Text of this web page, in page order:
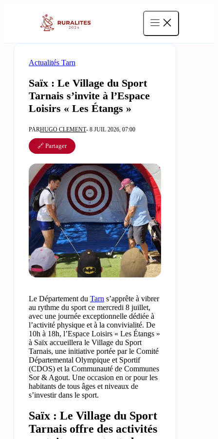
Actualités Tarn
Saïx : Le Village du Sport
Tarnais s’invite à l’Espace
Loisirs « Les Étangs »
PARHUGO CLEMENT- 8 JUIL 2026, 07:00
🔗 Partager
Le Département du Tarn s’apprête à vibrer
au rythme du sport ce mercredi 8 juillet,
avec une journée exceptionnelle dédiée à
l’activité physique et à la convivialité. De
10h à 18h, l’Espace Loisirs « Les Étangs »
à Saïx accueillera le Village du Sport
Tarnais, une initiative portée par le Comité
Départemental Olympique et Sportif
(CDOS) et la Communauté de Communes
Sor & Agout. Une occasion en or pour les
habitants de tous âges et niveaux de
s’investir dans le sport.
Saïx : Le Village du Sport
Tarnais offre des activités